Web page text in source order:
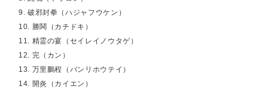
9. 破邪封拳（ハジャフウケン）
10. 勝鬨（カチドキ）
11. 精霊の宴（セイレイノウタゲ）
12. 完（カン）
13. 万里鵬程（バンリホウテイ）
14. 開炎（カイエン）